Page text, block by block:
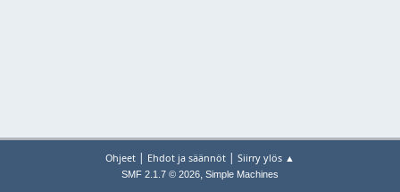
Ohjeet | Ehdot ja säännöt | Siirry ylös ▲
SMF 2.1.7 © 2026, Simple Machines